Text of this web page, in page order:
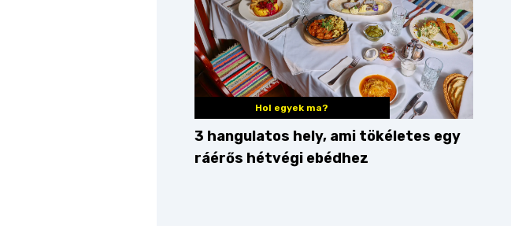
Hol egyek ma?
3 hangulatos hely, ami tökéletes egy
ráérős hétvégi ebédhez